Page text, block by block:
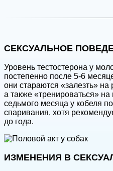
СЕКСУАЛЬНОЕ
Уровень тестостерона у
постепенно после 5-6
они стараются «залезть»
а также «тренироваться»
седьмого месяца у кобеля
спаривания, хотя
до года.
ИЗМЕНЕНИЯ В